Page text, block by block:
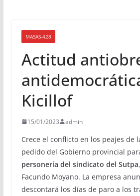
MASAS-428
Actitud
Kicillof
15/01/2023 admin
Crece el conflicto en los peajes de
pedido del Gobierno provincial
personería del sindicato del Sutpa
Facundo Moyano. La empresa
descontará los días de paro a los